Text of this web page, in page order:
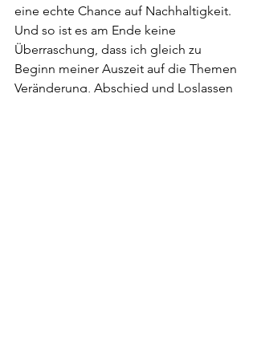
eine echte Chance auf Nachhaltigkeit.
Und so ist es am Ende keine
Überraschung, dass ich gleich zu
Beginn meiner Auszeit auf die Themen
Veränderung, Abschied und Loslassen